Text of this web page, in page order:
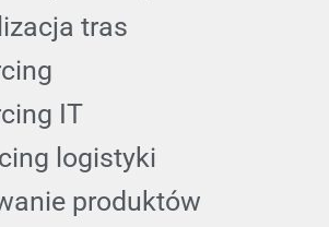
tras
IT
logistyki
produktów